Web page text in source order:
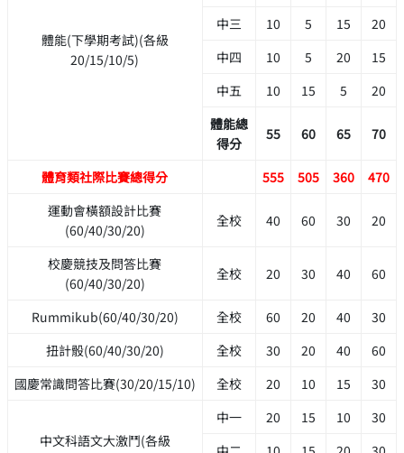
體能(下學期考試)(各級
20/15/10/5)
中三 10 5 15
20
中四
10 5 20
15
中五
10 15 5
20
體能總
得分
55 60 65 70
體育類社際比賽總得分 555 505 360
470
運動會橫額設計比賽
(60/40/30/20)
全校 40 60 30 20
校慶競技及問答比賽
(60/40/30/20)
全校 20 30 40 60
Rummikub(60/40/30/20) 全校 60 20 40
30
扭計骰(60/40/30/20)
全校 30 20 40
60
國慶常識問答比賽(30/20/15/10)
全校 20 10 15 30
中文科語文大激鬥(各級
中一 20 15 10
30